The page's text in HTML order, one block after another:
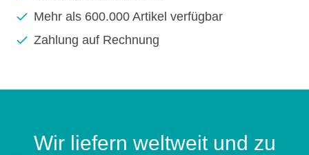
Mehr als 600.000 Artikel verfügbar
Zahlung auf Rechnung
Wir liefern weltweit und zu